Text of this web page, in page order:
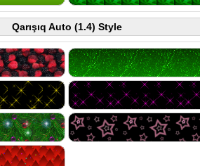
Qarışıq Auto (1.4) Style